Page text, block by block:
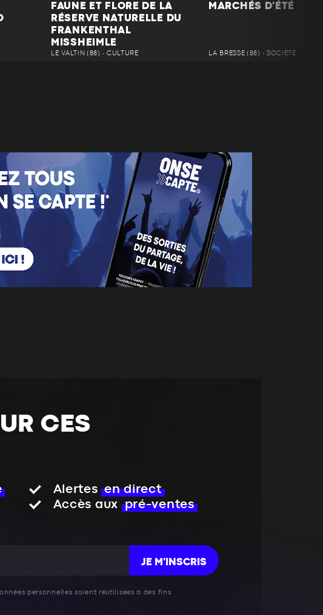
FAUNE ET FLORE DE LA
RÉSERVE NATURELLE DU
FRANKENTHAL
MISSHEIMLE
LE VALTIN (88) • CULTURE
MARCHÉS D'ÉTÉ
LA BRESSE (88) • SOCIÉTÉ
CES
Alertes en direct
Accès aux pré-ventes
JE M'INSCRIS
personnelles soient réutilisées à des fins